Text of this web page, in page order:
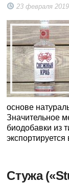
23 февраля 2019
основе
Значительное
биодобавки из
Стужа